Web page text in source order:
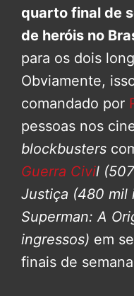
quarto final de
de heróis no
para os dois
Obviamente,
comandado por
pessoas nos
blockbusters
Guerra Civil
Justiça (480 mil
Superman: A
ingressos) em
finais de